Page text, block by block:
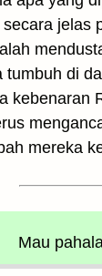
jelas
tumbuh di
kebenaran
mereka
Mau